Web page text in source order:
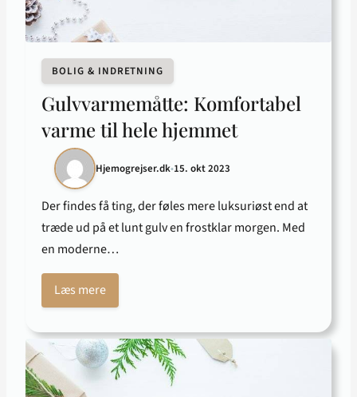
BOLIG & INDRETNING
Gulvvarmemåtte: Komfortabel
varme til hele hjemmet
Hjemogrejser.dk•15. okt 2023
Der findes få ting, der føles mere luksuriøst end at
træde ud på et lunt gulv en frostklar morgen. Med
en moderne…
Læs mere